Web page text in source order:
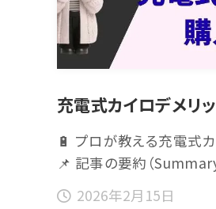
充電式カイロデメリ
🔋 プロが教える充電式
📌 記事の要約（
2026年2月15日